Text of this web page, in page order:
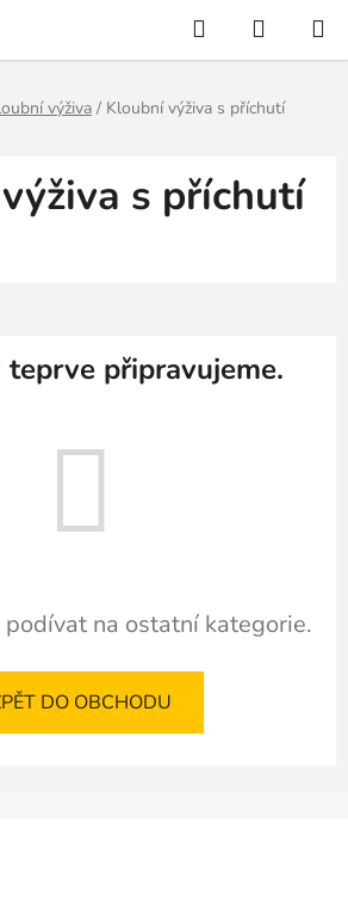
Hledat
KOŠÍK
výživa / Kloubní výživa s příchutí
s příchutí
připravujeme.
podívat na ostatní kategorie.
DO OBCHODU